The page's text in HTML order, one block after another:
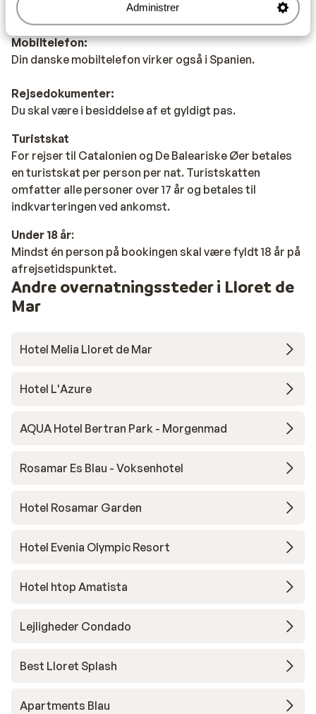
Administrer
(ris med skalddyr).
Mobiltelefon:
Din danske mobiltelefon virker også i Spanien.
Rejsedokumenter:
Du skal være i besiddelse af et gyldigt pas.
Turistskat
For rejser til Catalonien og De Baleariske Øer betales
en turistskat per person per nat. Turistskatten
omfatter alle personer over 17 år og betales til
indkvarteringen ved ankomst.
Under 18 år:
Mindst én person på bookingen skal være fyldt 18 år på
afrejsetidspunktet.
Andre overnatningssteder i Lloret de
Mar
Hotel Melia Lloret de Mar
Hotel L'Azure
AQUA Hotel Bertran Park - Morgenmad
Rosamar Es Blau - Voksenhotel
Hotel Rosamar Garden
Hotel Evenia Olympic Resort
Hotel htop Amatista
Lejligheder Condado
Best Lloret Splash
Apartments Blau